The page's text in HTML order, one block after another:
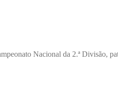
Nacional da 2.ª Divisão,